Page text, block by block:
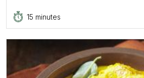
15 minutes